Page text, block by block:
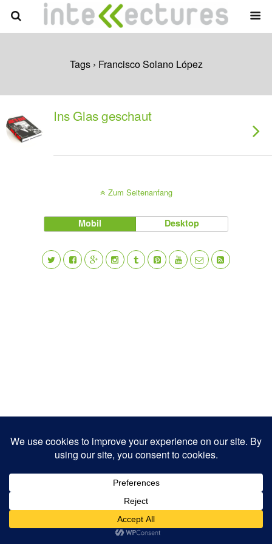
Tags › Francisco Solano López
Ins Glas geschaut
Zum Seitenanfang
Mobil Desktop